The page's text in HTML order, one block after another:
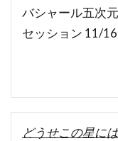
バシャール五次
セッション 11/
どうせこの星に